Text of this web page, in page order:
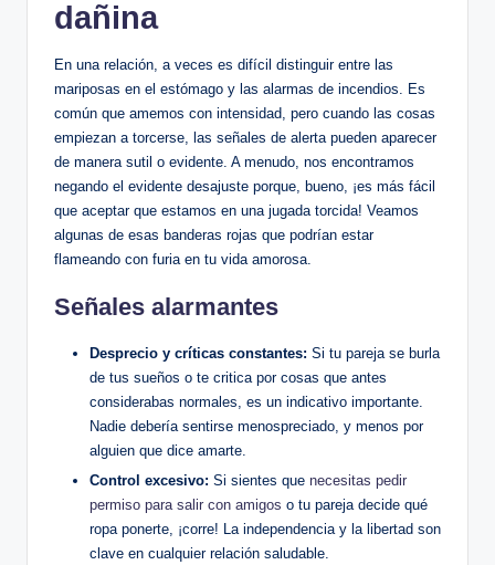
dañina
En una relación, a veces es difícil distinguir entre las
mariposas en el estómago y las alarmas de incendios. Es
común que amemos con intensidad, pero cuando las cosas
empiezan a torcerse, las señales de alerta pueden aparecer
de manera sutil o evidente. A menudo, nos encontramos
negando el evidente desajuste porque, bueno, ¡es más fácil
que aceptar que estamos en una jugada torcida! Veamos
algunas de esas banderas rojas que podrían estar
flameando con furia en tu vida amorosa.
Señales alarmantes
Desprecio y críticas constantes: Si tu pareja se burla
de tus sueños o te critica por cosas que antes
considerabas normales, es un indicativo importante.
Nadie debería sentirse menospreciado, y menos por
alguien que dice amarte.
Control excesivo: Si sientes que necesitas pedir
permiso para salir con amigos o tu pareja decide qué
ropa ponerte, ¡corre! La independencia y la libertad son
clave en cualquier relación saludable.